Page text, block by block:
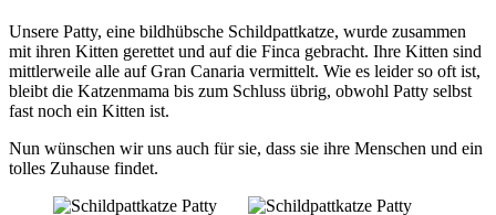
Unsere Patty, eine bildhübsche Schildpattkatze, wurde zusammen
mit ihren Kitten gerettet und auf die Finca gebracht. Ihre Kitten sind
mittlerweile alle auf Gran Canaria vermittelt. Wie es leider so oft ist,
bleibt die Katzenmama bis zum Schluss übrig, obwohl Patty selbst
fast noch ein Kitten ist.
Nun wünschen wir uns auch für sie, dass sie ihre Menschen und ein
tolles Zuhause findet.